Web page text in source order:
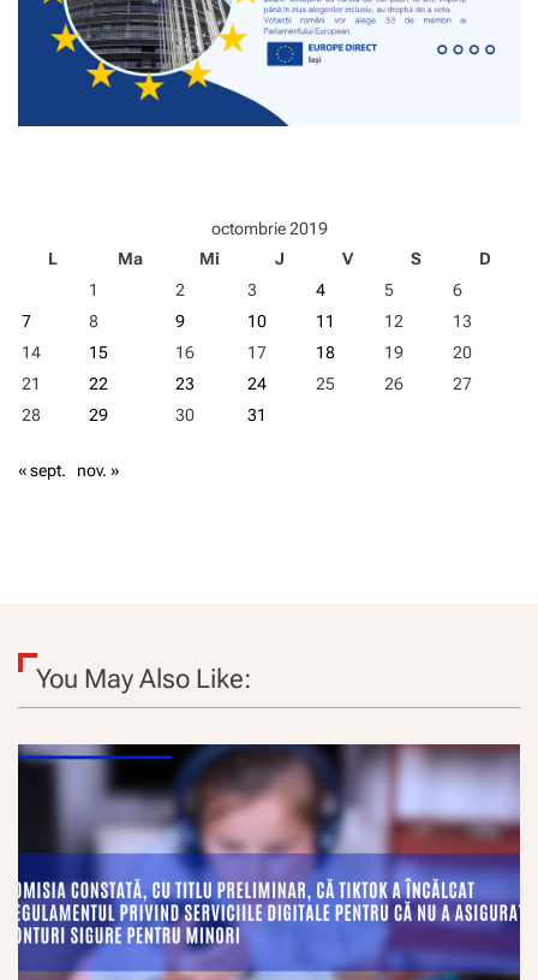
octombrie 2019
L
Ma Mi J V S
D
1
2 3 4 5
6
7
8 9 10 11 12
13
14
15 16 17 18 19
20
21
22 23 24 25 26
27
28
29 30 31
« sept. nov. »
You May Also Like: